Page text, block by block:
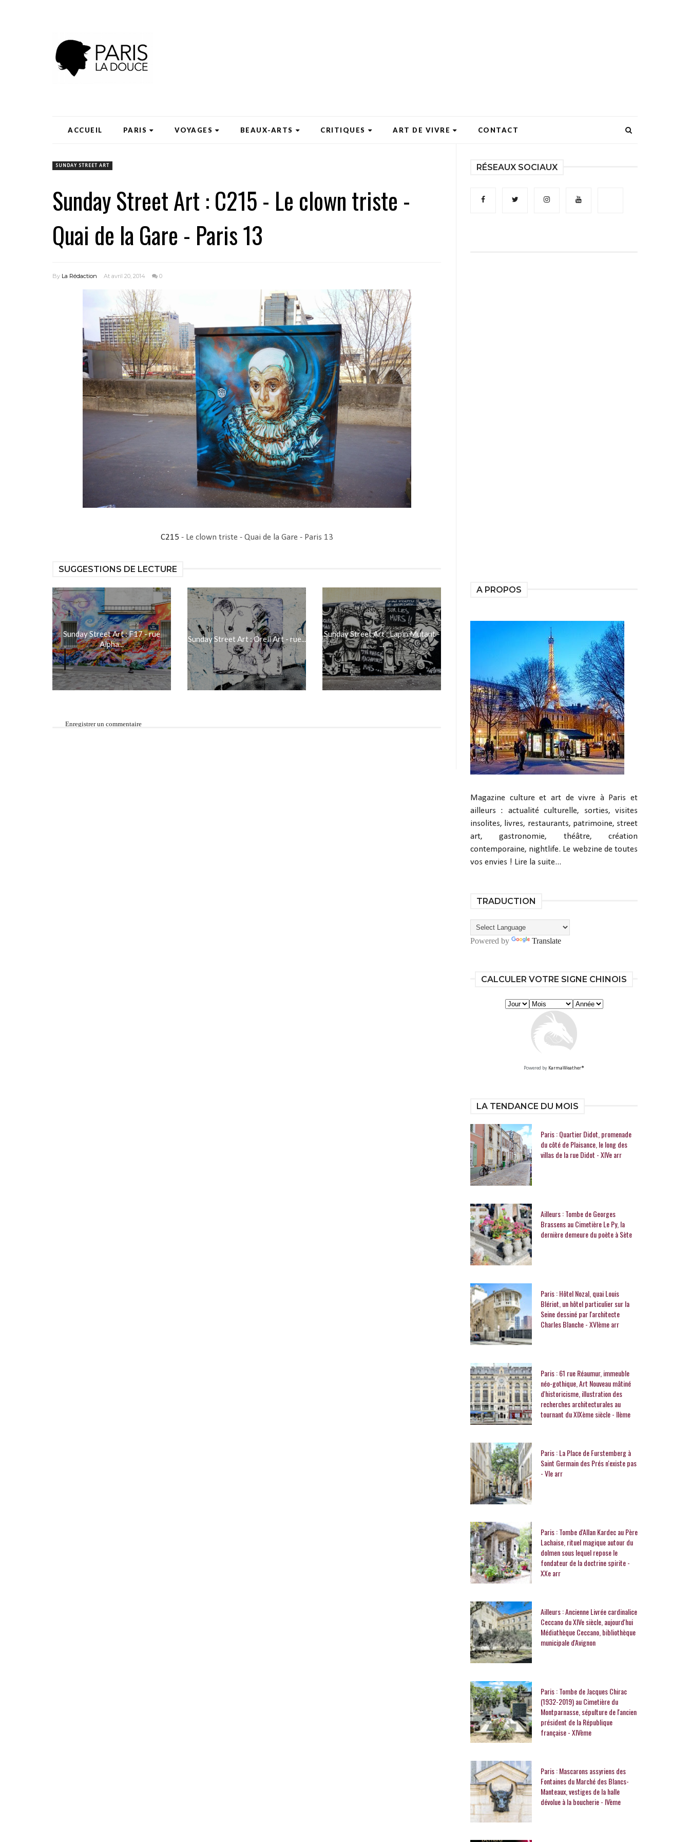
ACCUEIL PARIS VOYAGES BEAUX-ARTS CRITIQUES ART DE VIVRE CONTACT
SUNDAY STREET ART
Sunday Street Art : C215 - Le clown triste -
Quai de la Gare - Paris 13
By La Rédaction At avril 20, 2014 0
C215 - Le clown triste - Quai de la Gare - Paris 13
SUGGESTIONS DE LECTURE
Sunday Street Art : F17 - rue
Alpha...
Sunday Street Art : Oreli Art - rue...
Sunday Street Art : Lapin Mutant -
...
Enregistrer un commentaire
RÉSEAUX SOCIAUX
A PROPOS
Magazine culture et art de vivre à Paris et
ailleurs : actualité culturelle, sorties, visites
insolites, livres, restaurants, patrimoine, street
art, gastronomie, théâtre, création
contemporaine, nightlife. Le webzine de toutes
vos envies ! Lire la suite...
TRADUCTION
Powered by Translate
CALCULER VOTRE SIGNE CHINOIS
Powered by KarmaWeather®
LA TENDANCE DU MOIS
Paris : Quartier Didot, promenade
du côté de Plaisance, le long des
villas de la rue Didot - XIVe arr
Ailleurs : Tombe de Georges
Brassens au Cimetière Le Py, la
dernière demeure du poète à Sète
Paris : Hôtel Nozal, quai Louis
Blériot, un hôtel particulier sur la
Seine dessiné par l'architecte
Charles Blanche - XVIème arr
Paris : 61 rue Réaumur, immeuble
néo-gothique, Art Nouveau mâtiné
d'historicisme, illustration des
recherches architecturales au
tournant du XIXème siècle - IIème
Paris : La Place de Furstemberg à
Saint Germain des Prés n'existe pas
- VIe arr
Paris : Tombe d'Allan Kardec au Père
Lachaise, rituel magique autour du
dolmen sous lequel repose le
fondateur de la doctrine spirite -
XXe arr
Ailleurs : Ancienne Livrée cardinalice
Ceccano du XIVe siècle, aujourd'hui
Médiathèque Ceccano, bibliothèque
municipale d'Avignon
Paris : Tombe de Jacques Chirac
(1932-2019) au Cimetière du
Montparnasse, sépulture de l'ancien
président de la République
française - XIVème
Paris : Mascarons assyriens des
Fontaines du Marché des Blancs-
Manteaux, vestiges de la halle
dévolue à la boucherie - IVème